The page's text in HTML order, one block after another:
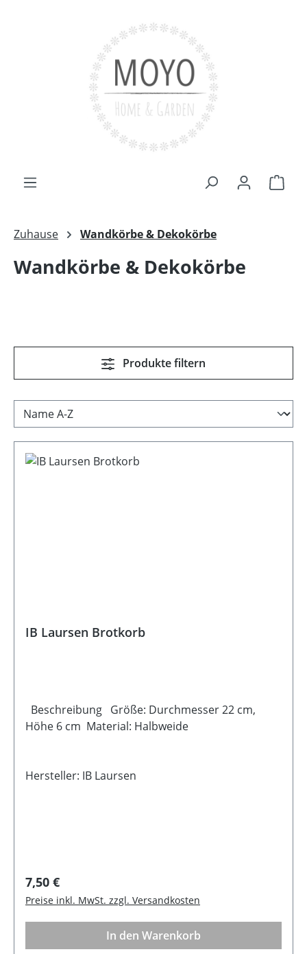
Zuhause Wandkörbe & Dekokörbe
Wandkörbe & Dekokörbe
Produkte filtern
IB Laursen Brotkorb
Beschreibung Größe: Durchmesser 22 cm,
Höhe 6 cm Material: Halbweide
Hersteller: IB Laursen
Regulärer Preis:
7,50 €
Preise inkl. MwSt. zzgl. Versandkosten
In den Warenkorb